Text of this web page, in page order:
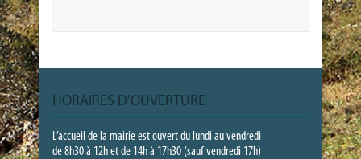
HORAIRES D’OUVERTURE
L’accueil de la mairie est ouvert du lundi au vendredi
de 8h30 à 12h et de 14h à 17h30 (sauf vendredi 17h)